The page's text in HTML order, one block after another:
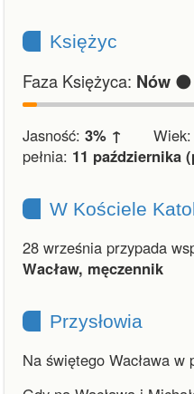
Księżyc
Faza Księżyca: Nów 🌑
Jasność: 3% ↑ Wiek:
pełnia: 11 października
W Kościele
28 września przypada
Wacław, męczennik
Przysłowia
Na świętego Wacława w